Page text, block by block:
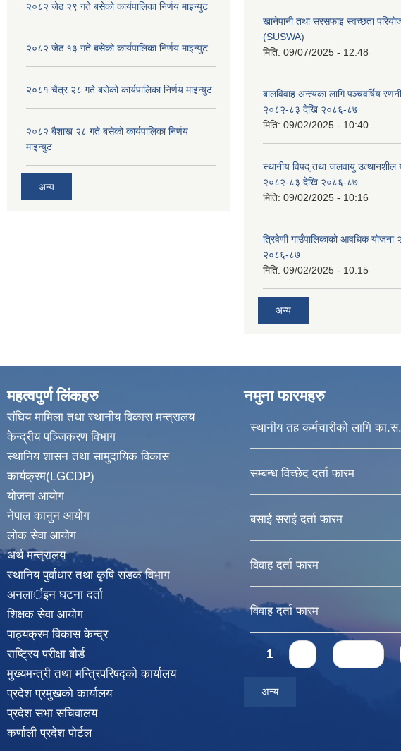
२०८२ जेठ २९ गते बसेको कार्यपालिका निर्णय माइन्युट
२०८२ जेठ १३ गते बसेको कार्यपालिका निर्णय माइन्युट
२०८१ चैत्र २८ गते बसेको कार्यपालिका निर्णय माइन्युट
२०८२ बैशाख २८ गते बसेको कार्यपालिका निर्णय
माइन्युट
अन्य
खानेपानी तथा सरसफाइ स्वच्छता
(SUSWA)
मिति: 09/07/2025 - 12:48
बालविवाह अन्त्यका लागि पञ्चवर्षिय
२०८२-८३ देखि २०८६-८७
मिति: 09/02/2025 - 10:40
स्थानीय विपद् तथा जलवायु उत्थानशील
२०८२-८३ देखि २०८६-८७
मिति: 09/02/2025 - 10:16
त्रिवेणी गाउँपालिकाको आवधिक
२०८६-८७
मिति: 09/02/2025 - 10:15
अन्य
महत्वपुर्ण लिंकहरु
संघिय मामिला तथा स्थानीय विकास मन्त्रालय
केन्द्रीय पञ्जिकरण विभाग
स्थानिय शासन तथा सामुदायिक विकास
कार्यक्रम(LGCDP)
योजना आयोग
नेपाल कानुन आयोग
लोक सेवा आयोग
अर्थ मन्त्रालय
स्थानिय पुर्वाधार तथा कृषि सडक विभाग
अनलार्इन घटना दर्ता
शिक्षक सेवा आयोग
पाठ्यक्रम विकास केन्द्र
राष्ट्रिय परीक्षा बोर्ड
मुख्यमन्त्री तथा मन्त्रिपरिषद्को कार्यालय
प्रदेश प्रमुखको कार्यालय
प्रदेश सभा सचिवालय
कर्णाली प्रदेश पोर्टल
नमुना फारमहरु
स्थानीय तह कर्मचारीको लागि
सम्बन्ध विच्छेद दर्ता फारम
बसाई सराई दर्ता फारम
विवाह दर्ता फारम
विवाह दर्ता फारम
Pages
1
अन्य